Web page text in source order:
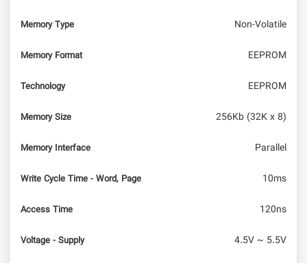
Memory Type Non-Volatile
Memory Format EEPROM
Technology EEPROM
Memory Size 256Kb (32K x 8)
Memory Interface Parallel
Write Cycle Time - Word, Page 10ms
Access Time 120ns
Voltage - Supply 4.5V ~ 5.5V